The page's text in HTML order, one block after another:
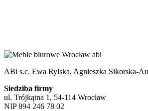
ABi s.c. Ewa Rylska, Agnieszka Sikorska-
Siedziba firmy
ul. Trójkątna 1, 54-114 Wrocław
NIP 894 246 78 02